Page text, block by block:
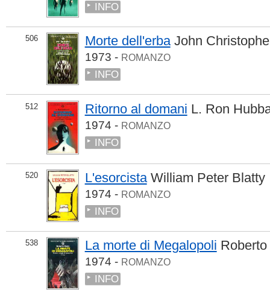
INFO
506 Morte dell'erba John
1973 - ROMANZO
INFO
512 Ritorno al domani L. Ron
1974 - ROMANZO
INFO
520 L'esorcista William Peter Blatty
1974 - ROMANZO
INFO
538 La morte di Megalopoli
1974 - ROMANZO
INFO